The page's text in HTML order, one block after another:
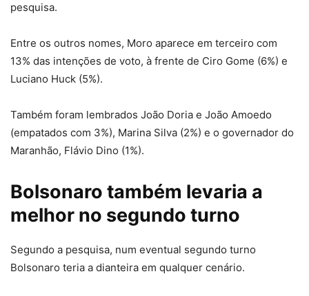
pesquisa.
Entre os outros nomes, Moro aparece em terceiro com
13% das intenções de voto, à frente de Ciro Gome (6%) e
Luciano Huck (5%).
Também foram lembrados João Doria e João Amoedo
(empatados com 3%), Marina Silva (2%) e o governador do
Maranhão, Flávio Dino (1%).
Bolsonaro também levaria a
melhor no segundo turno
Segundo a pesquisa, num eventual segundo turno
Bolsonaro teria a dianteira em qualquer cenário.